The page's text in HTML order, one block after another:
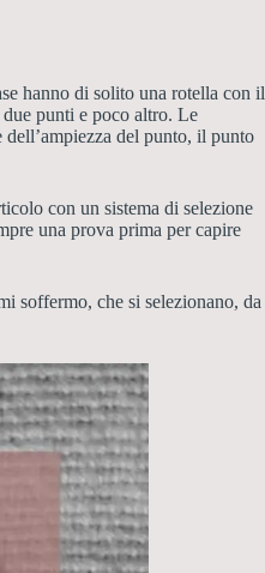
hanno di solito una rotella con il
punti e poco altro. Le
del punto, il punto
con un sistema di selezione
una prova prima per capire
soffermo, che si selezionano, da